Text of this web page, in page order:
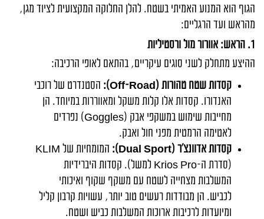
הגוף הוא המנוע האמיתי בשטח. להלן החלוקה המקצועית לציוד מגן,
מהראש ועד הרגליים:
1. הראש: אוורור מול ורסטיליות
ההיצע מתחלק לשני סוגים עיקריים, בהתאם לאופי הרכיבה:
קסדות שטח טהורות (Off-Road
): הסטנדרט של רוכבי
האנדורו. קסדות אלו קלות משקל ומאווררות במיוחד. הן
מחייבות שימוש במשקפי אבק (Goggles) נפרדים
לאטימה הרמטית מפני חול ואבק.
קסדותאדוונצ'ר (
Dual Sport
): המומחיות של KLIM
(סדרת ה-Krios Pro למשל). קסדות היברידיות
המשלבות מצחייה לשטח עם משקף שקוף ואיכותי
לכביש. הן מבודדות רעשים טוב יותר, עשויות קרבון קליל
ומיועדות לרכיבות ארוכות המשלבות כביש ושטח.